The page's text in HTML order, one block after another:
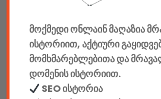
მანქანის აქსესუარები
ელემენტები
აკკუმულატორები
კაბელები & დამტენები
მოქმედი ონლაინ მაღაზია
ისტორიით, აქტიური
მომხმარებლებითა და
დომენის ისტორიით.
SEO ისტორია